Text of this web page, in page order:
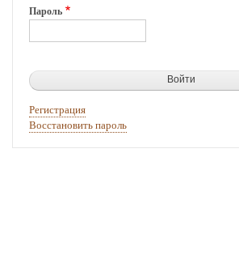
Пароль
Регистрация
Восстановить пароль